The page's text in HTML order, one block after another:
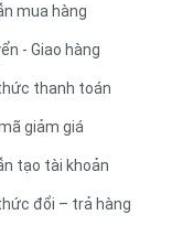
mua hàng
- Giao hàng
thanh toán
giảm giá
tạo tài khoản
đổi – trả hàng